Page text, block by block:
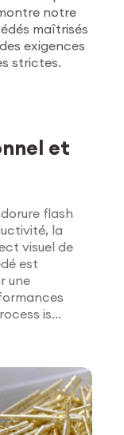
notre
maîtrisés
exigences
strictes.
et
flash
la
visuel de
une
is